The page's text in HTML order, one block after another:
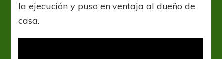
la ejecución y puso en ventaja al dueño de
casa.